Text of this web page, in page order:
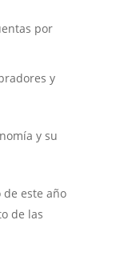
por
y
y su
este año
de las